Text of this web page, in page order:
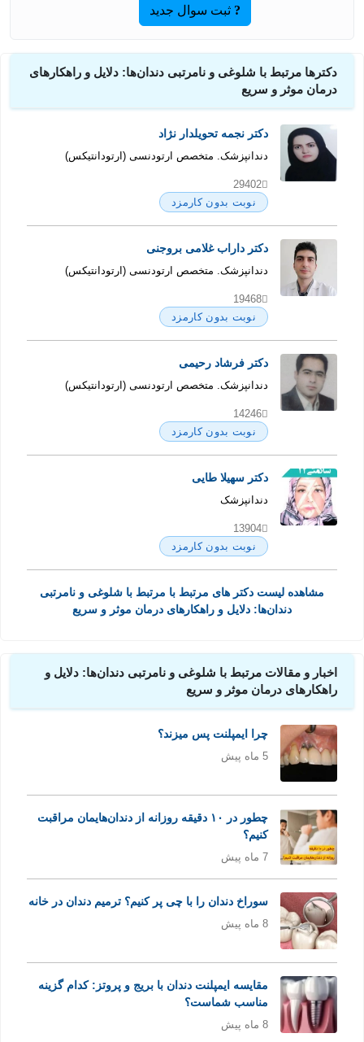
ثبت سوال جدید
دکترها مرتبط با شلوغی و نامرتبی دندان‌ها: دلایل و راهکارهای
درمان موثر و سریع
دکتر نجمه تحویلدار نژاد
دندانپزشک. متخصص ارتودنسی (ارتودانتیکس)
29402
نوبت بدون کارمزد
دکتر داراب غلامی بروجنی
دندانپزشک. متخصص ارتودنسی (ارتودانتیکس)
19468
نوبت بدون کارمزد
دکتر فرشاد رحیمی
دندانپزشک. متخصص ارتودنسی (ارتودانتیکس)
14246
نوبت بدون کارمزد
دکتر سهیلا طایی
دندانپزشک
13904
نوبت بدون کارمزد
مشاهده لیست دکتر های مرتبط با مرتبط با شلوغی و نامرتبی
دندان‌ها: دلایل و راهکارهای درمان موثر و سریع
اخبار و مقالات مرتبط با شلوغی و نامرتبی دندان‌ها: دلایل و
راهکارهای درمان موثر و سریع
چرا ایمپلنت پس میزند؟
5 ماه پیش
چطور در ۱۰ دقیقه روزانه از دندان‌هایمان مراقبت
کنیم؟
7 ماه پیش
سوراخ دندان را با چی پر کنیم؟ ترمیم دندان در خانه
8 ماه پیش
مقایسه ایمپلنت دندان با بریج و پروتز: کدام گزینه
مناسب شماست؟
8 ماه پیش